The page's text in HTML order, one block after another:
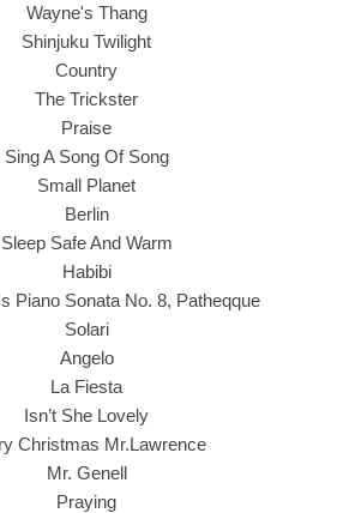
Wayne's Thang
Shinjuku Twilight
Country
The Trickster
Praise
Sing A Song Of Song
Small Planet
Berlin
Sleep Safe And Warm
Habibi
Piano Sonata No. 8, Patheqque
Solari
Angelo
La Fiesta
Isn’t She Lovely
Christmas Mr.Lawrence
Mr. Genell
Praying